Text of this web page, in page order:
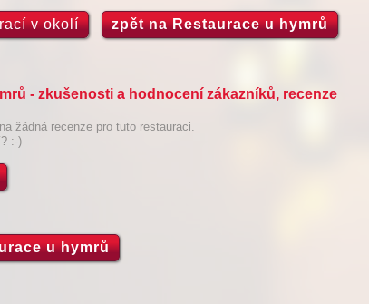
v okolí zpět na Restaurace u hymrů
- zkušenosti a hodnocení zákazníků, recenze
žádná recenze pro tuto restauraci.
:-)
u hymrů